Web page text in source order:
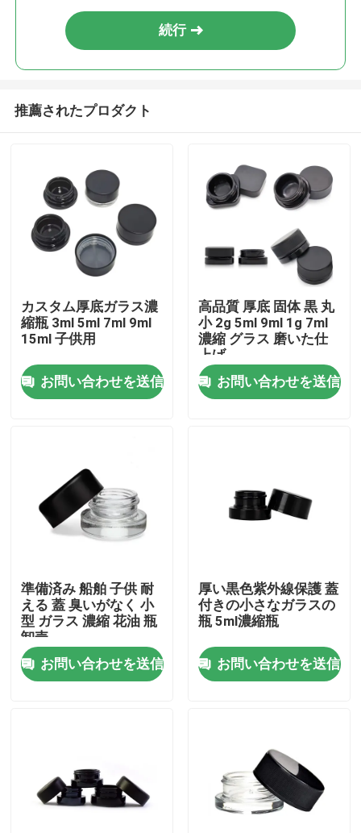
家
私達について
品質管理
私達に連絡しなさい
引用を要求しなさい
続行
推薦されたプロダクト
カスタム厚底ガラス濃
縮瓶 3ml 5ml 7ml 9ml
15ml 子供用
お問い合わせを送信
高品質 厚底 固体 黒 丸
小 2g 5ml 9ml 1g 7ml
濃縮 グラス 磨いた仕
上げ
お問い合わせを送信
準備済み 船舶 子供 耐
える 蓋 臭いがなく 小
型 ガラス 濃縮 花油 瓶
卸売
お問い合わせを送信
厚い黒色紫外線保護 蓋
付きの小さなガラスの
瓶 5ml濃縮瓶
お問い合わせを送信